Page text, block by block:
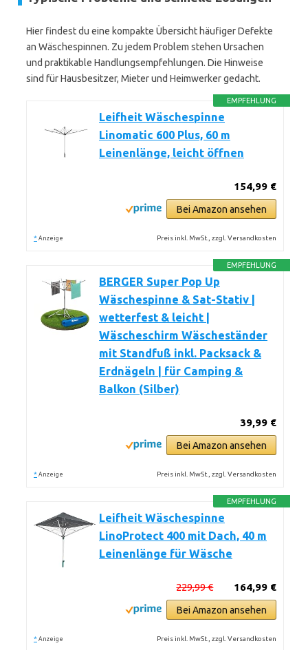
Hier findest du eine kompakte Übersicht häufiger Defekte
an Wäschespinnen. Zu jedem Problem stehen Ursachen
und praktikable Handlungsempfehlungen. Die Hinweise
sind für Hausbesitzer, Mieter und Heimwerker gedacht.
EMPFEHLUNG
Leifheit Wäschespinne
Linomatic 600 Plus, 60 m
Leinenlänge, leicht öffnen
154,99 €
Bei Amazon ansehen
* Anzeige Preis inkl. MwSt., zzgl. Versandkosten
EMPFEHLUNG
BERGER Super Pop Up
Wäschespinne & Sat-Stativ |
wetterfest & leicht |
Wäscheschirm Wäscheständer
mit Standfuß inkl. Packsack &
Erdnägeln | für Camping &
Balkon (Silber)
39,99 €
Bei Amazon ansehen
* Anzeige Preis inkl. MwSt., zzgl. Versandkosten
EMPFEHLUNG
Leifheit Wäschespinne
LinoProtect 400 mit Dach, 40 m
Leinenlänge für Wäsche
164,99 €
229,99 €
Bei Amazon ansehen
* Anzeige Preis inkl. MwSt., zzgl. Versandkosten